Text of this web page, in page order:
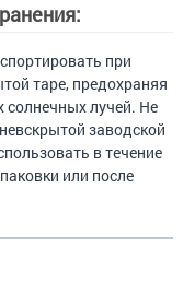
при
таре, предохраняя
солнечных лучей. Не
заводской
в течение
или после